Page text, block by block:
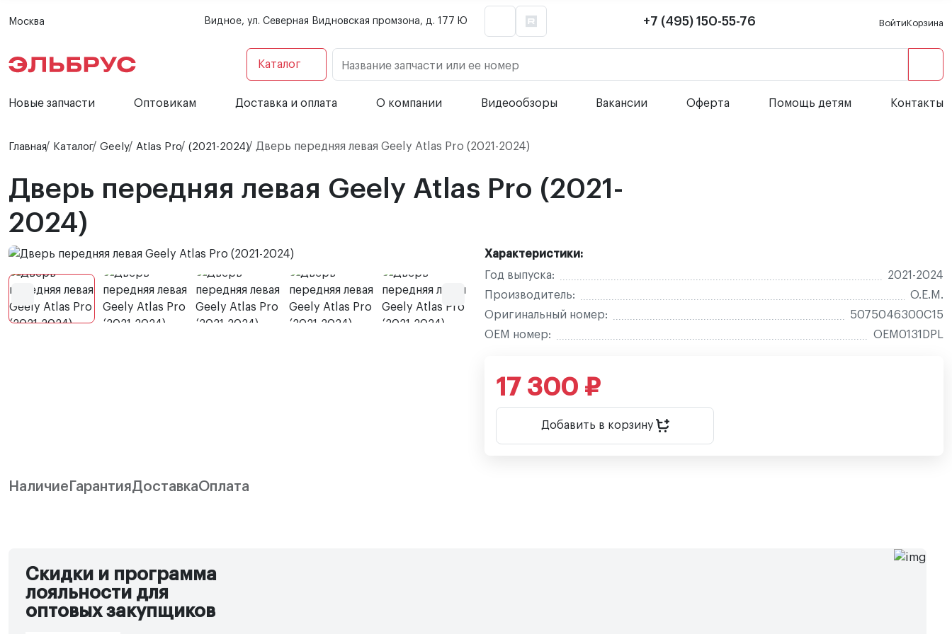
Москва Видное, ул. Северная Видновская промзона, д. 177 Ю +7 (495) 150-55-76 ВойтиКорзина
Каталог Название запчасти или ее номер
Новые запчасти Оптовикам Доставка и оплата О компании Видеообзоры Вакансии Оферта Помощь детям Контакты
Главная Каталог Geely Atlas Pro (2021-2024) Дверь передняя левая Geely Atlas Pro (2021-2024)
Дверь передняя левая Geely Atlas Pro (2021-
2024)
Характеристики:
Год выпуска:
2021-2024
Производитель:
O.E.M.
Оригинальный номер:
5075046300C15
OEM номер:
OEM0131DPL
17 300 ₽
Добавить в корзину
Наличие ГарантияДоставкаОплата
Скидки и программа
лояльности для
оптовых закупщиков